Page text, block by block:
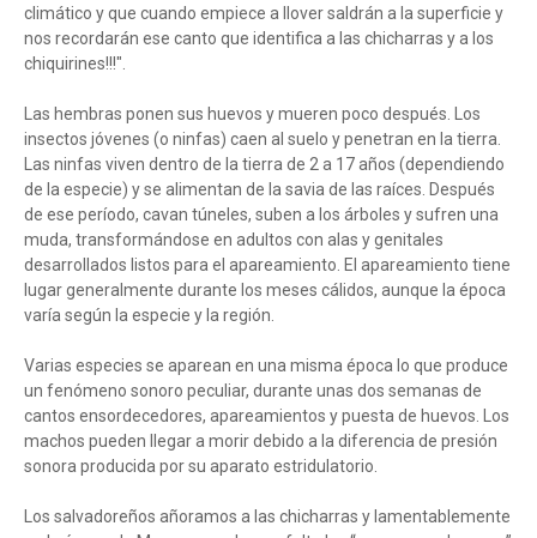
climático y que cuando empiece a llover saldrán a la superficie y
nos recordarán ese canto que identifica a las chicharras y a los
chiquirines!!!".
Las hembras ponen sus huevos y mueren poco después. Los
insectos jóvenes (o ninfas) caen al suelo y penetran en la tierra.
Las ninfas viven dentro de la tierra de 2 a 17 años (dependiendo
de la especie) y se alimentan de la savia de las raíces. Después
de ese período, cavan túneles, suben a los árboles y sufren una
muda, transformándose en adultos con alas y genitales
desarrollados listos para el apareamiento. El apareamiento tiene
lugar generalmente durante los meses cálidos, aunque la época
varía según la especie y la región.
Varias especies se aparean en una misma época lo que produce
un fenómeno sonoro peculiar, durante unas dos semanas de
cantos ensordecedores, apareamientos y puesta de huevos. Los
machos pueden llegar a morir debido a la diferencia de presión
sonora producida por su aparato estridulatorio.
Los salvadoreños añoramos a las chicharras y lamentablemente